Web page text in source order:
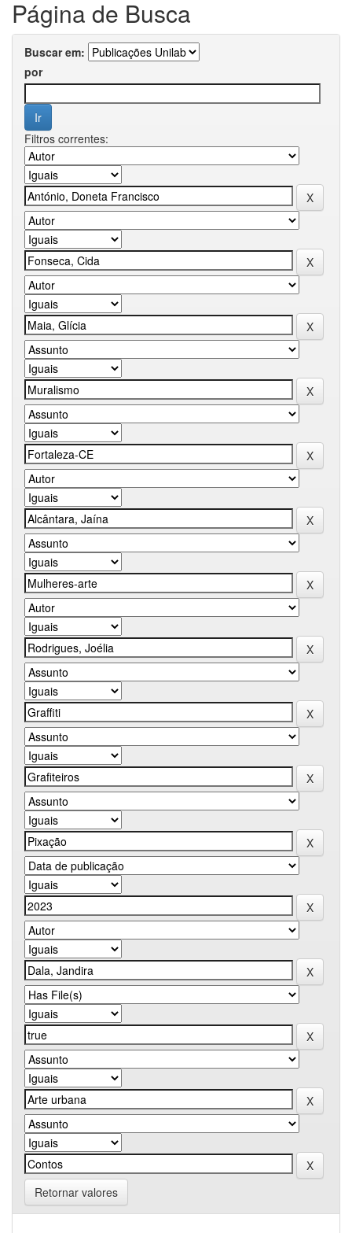
Página de Busca
Buscar em:
por
Filtros correntes:
Retornar valores